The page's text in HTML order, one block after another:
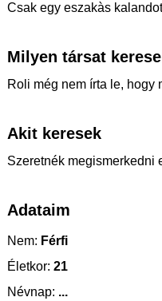
Csak egy eszakàs
Milyen társat
Roli még nem írta le, hogy
Akit keresek
Szeretnék megismerkedni
Adataim
Nem: Férfi
Életkor: 21
Névnap: ...